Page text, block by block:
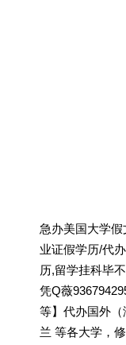
急办美国大学
业证假学历/代
历,留学挂科毕
凭Q薇
等】代办国外
兰 等各大学，